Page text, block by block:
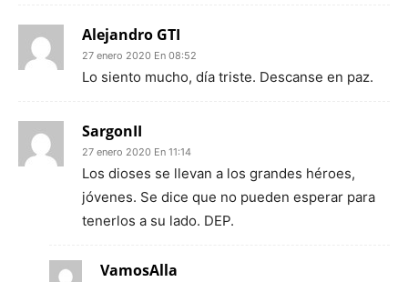
Alejandro GTI
27 enero 2020 En 08:52
Lo siento mucho, día triste. Descanse en paz.
SargonII
27 enero 2020 En 11:14
Los dioses se llevan a los grandes héroes,
jóvenes. Se dice que no pueden esperar para
tenerlos a su lado. DEP.
VamosAlla